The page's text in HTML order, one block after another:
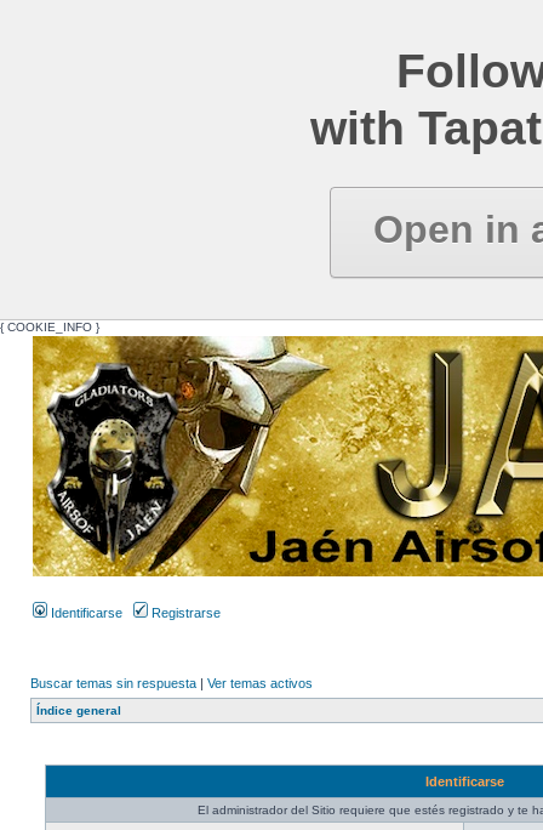
with
Open in
{ COOKIE_INFO }
Identificarse Registrarse
Buscar temas sin respuesta | Ver temas activos
Índice general
Identificarse
El administrador del Sitio requiere que estés registrado y te